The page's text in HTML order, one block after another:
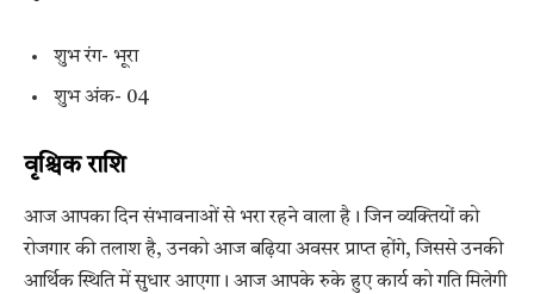
शुभ रंग- भूरा
शुभ अंक- 04
वृश्चिक राशि
आज आपका दिन संभावनाओं से भरा रहने वाला है। जिन व्यक्तियों को
रोजगार की तलाश है, उनको आज बढ़िया अवसर प्राप्त होंगे, जिससे उनकी
आर्थिक स्थिति में सुधार आएगा। आज आपके रुके हुए कार्य को गति मिलेगी